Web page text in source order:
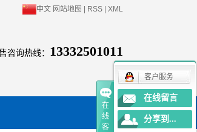
中文 网站地图 RSS XML
咨询热线： 13332501011
在
线
客
客户服务
在线留言
分享到...